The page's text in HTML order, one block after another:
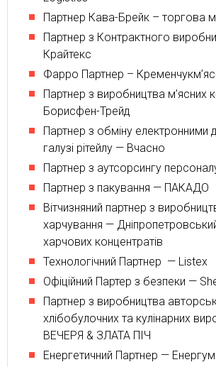
Партнер Кава-Брейк – торгова
Партнер з Контрактного
Крайтекс
Фарро Партнер –
Партнер з виробництва м’ясних
Борисфен-Трейд
Партнер з обміну електронними
галузі рітейлу — Вчасно
Партнер з аутсорсингу
Партнер з пакування — ПАКАДО
Вітчизняний партнер з
харчування —
харчових концентратів
Технологічний Партнер — Listex
Офіційний Партер з безпеки —
Партнер з виробництва
хлібобулочних та кулінарних
ВЕЧЕРЯ & ЗЛАТА ПІЧ
Енергетичний Партнер — Енергум